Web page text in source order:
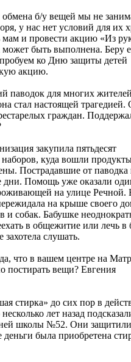
б/у вещей мы не
у нас нет условий для их
мам и провести акцию «Из
может быть выполнена. Беру
ко Дню защиты детей
акцию.
паводок для многих жителей
стал настоящей трагедией.
граждан.
закупила пятьдесят
наборов, куда вошли
Пострадавшие от паводка
Помощь уже оказали
на улице
на крыше своего
и собак. Бабушке
в общежитие или лечь в
захотела слушать.
что в вашем центре на
постирать вещи? Евгения
стирка» до сих пор в
лет назад
школы №52. Они защитили
была приобретена